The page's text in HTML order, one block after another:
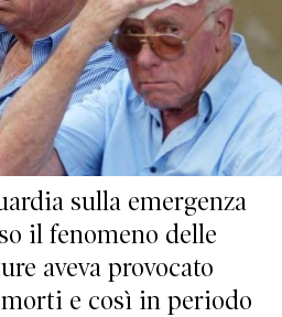
sulla emergenza
il fenomeno delle
aveva provocato
e così in periodo